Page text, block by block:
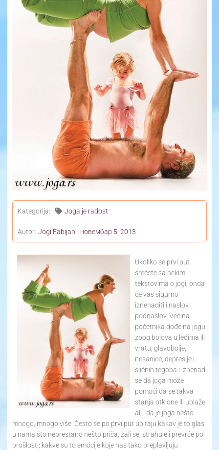
Yoga Travel
Blog
Kontakt
Kategorija: Joga je radost
Autor: Jogi Fabijan новембар 5, 2013
Ukoliko se prvi put
srećete sa nekim
tekstovima o jogi, onda
će vas sigurno
iznenaditi i naslov i
podnaslov. Većina
početnika dođe na jogu
zbog bolova u leđima ili
vratu, glavobolje,
nesanice, depresije i
sličnih tegoba i iznenadi
se da joga može
pomoći da se takva
stanja otklone ili ublaže
ali i da je joga nešto
mnogo, mnogo više. Često se po prvi put upitaju kakav je to glas
u nama što neprestano nešto priča, žali se, strahuje i prevrće po
prošlosti; kakve su to emocije koje nas tako preplavljuju